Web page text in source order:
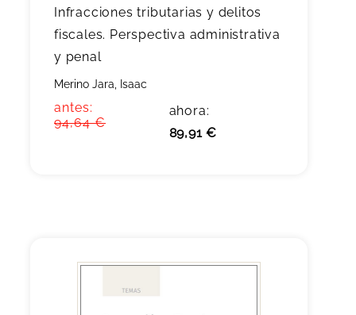
Infracciones tributarias y delitos
fiscales. Perspectiva administrativa
y penal
Merino Jara, Isaac
antes:
94,64 €
ahora:
89,91 €